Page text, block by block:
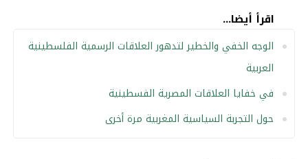
اقرأ أيضا...
الوجه الخفي والخطير لتدهور العلاقات الرسمية الفلسطينية
العربية
في خفايا العلاقات المصرية الفسطينية
حول التجربة السياسية المغربية مرة أخرى